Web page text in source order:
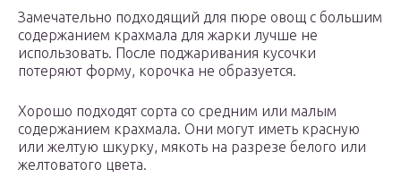
Замечательно подходящий для пюре овощ с большим
содержанием крахмала для жарки лучше не
использовать. После поджаривания кусочки
потеряют форму, корочка не образуется.
Хорошо подходят сорта со средним или малым
содержанием крахмала. Они могут иметь красную
или желтую шкурку, мякоть на разрезе белого или
желтоватого цвета.